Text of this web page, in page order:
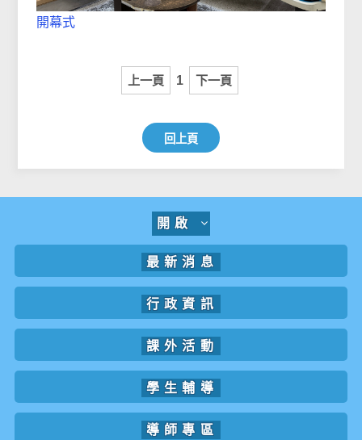
開幕式
上一頁 1 下一頁
回上頁
開啟
最新消息
行政資訊
課外活動
學生輔導
導師專區